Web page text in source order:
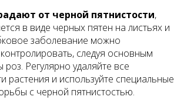
от черной пятнистости,
в виде черных пятен на листьях и
заболевание можно
следуя основным
Регулярно удаляйте все
растения и используйте специальные
с черной пятнистостью.